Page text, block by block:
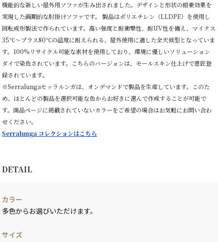
機能的な新しい屋外用ソファが生み出されました。デザインと形状の相乗効果を
実現した画期的な肘掛けソファです。 製品はポリエチレン（LLDPE）を使用し
回転成形製法で作られています。高い強度と耐衝撃性、耐UV性を備え、マイナス
35℃〜プラス80℃の温度に耐えられる、屋外使用に適した全天候型となっていま
す。100%リサイクル可能な素材を使用しており、環境に優しいソリューション
ダイで染色されています。こちらのバージョンは、モールスキン仕上げで意匠登
録されています。
※Serralungaセッラルンガは、オンデマンドで製品を生産しています。このた
め、ほとんどの製品を選択可能な色からお好きに選んで作成することが可能で
す。商品ページに掲載されていないカラーをご希望の場合はお気軽にお問い合わ
せください。
Serralunga コレクションはこちら
DETAIL
カラー
多色からお選びいただけます。
サイズ